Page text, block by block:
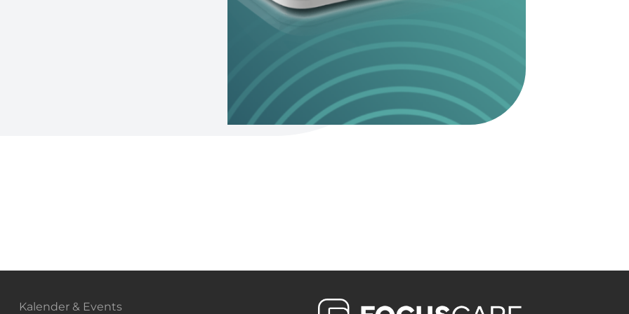
Kalender & Events